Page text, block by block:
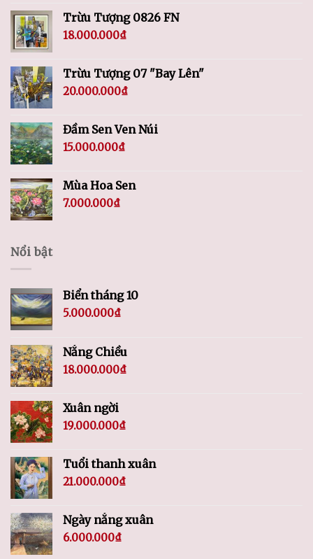
Trừu Tượng 0826 FN
18.000.000₫
Trừu Tượng 07 "Bay Lên"
20.000.000₫
Đầm Sen Ven Núi
15.000.000₫
Mùa Hoa Sen
7.000.000₫
Nổi bật
Biển tháng 10
5.000.000₫
Nắng Chiều
18.000.000₫
Xuân ngời
19.000.000₫
Tuổi thanh xuân
21.000.000₫
Ngày nắng xuân
6.000.000₫